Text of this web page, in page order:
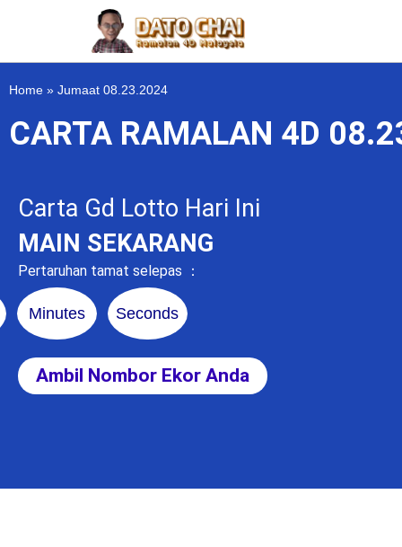
Home » Jumaat 08.23.2024
CARTA RAMALAN 4D
Carta Gd Lotto Hari Ini
MAIN SEKARANG
Pertaruhan tamat selepas ：
Minutes Seconds
Ambil Nombor Ekor Anda